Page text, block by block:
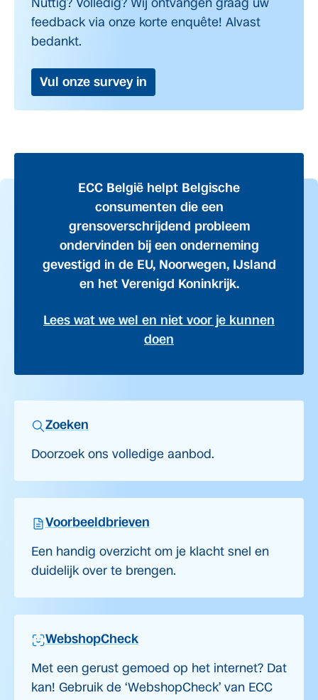
Nuttig? Volledig? Wij ontvangen graag uw
feedback via onze korte enquête! Alvast
bedankt.
Vul onze survey in
ECC België helpt Belgische
consumenten die een
grensoverschrijdend probleem
ondervinden bij een onderneming
gevestigd in de EU, Noorwegen, IJsland
en het Verenigd Koninkrijk.
Lees wat we wel en niet voor je kunnen
doen
Zoeken
Doorzoek ons volledige aanbod.
Voorbeeldbrieven
Een handig overzicht om je klacht snel en
duidelijk over te brengen.
WebshopCheck
Met een gerust gemoed op het internet? Dat
kan! Gebruik de ‘WebshopCheck’ van ECC